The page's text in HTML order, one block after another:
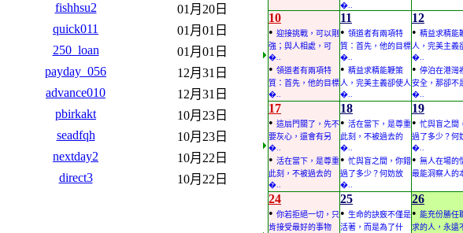
fishhsu2
01月20日
quick011
01月01日
250_loan
01月01日
payday_056
12月31日
advance010
12月31日
pbirkakt
10月23日
seadfqh
10月23日
nextday2
10月22日
direct3
10月22日
�..
10
• 迎接挑戰，可以剛
強；與人相處，可
�..
• 領道者有兩項特
質：首先，他的目標
�..
11
• 領道者有兩項特
質：首先，他的目標
�..
• 精益求精能鞭策
人，完美主義卻使人
�..
12
• 精益求精能
人，完美主義
�..
• 停泊在港灣
安全，那卻不
�..
17
• 這扇門關了，先不
要灰心，還會有另
�..
• 活在當下，是尊重
此刻，不被過去的
�..
18
• 活在當下，是尊重
此刻，不被過去的
�..
• 忙與盲之間，你錯
過了多少？何妨放
�..
19
• 忙與盲之間
過了多少？何
�..
• 無人在場的
最能洞察人的
24
• 你若拒絕一切，只
肯接受最好的事物
25
• 生命的訣竅不僅是
活著，而是為了什
26
• 能充份勝任
求的人，永遠